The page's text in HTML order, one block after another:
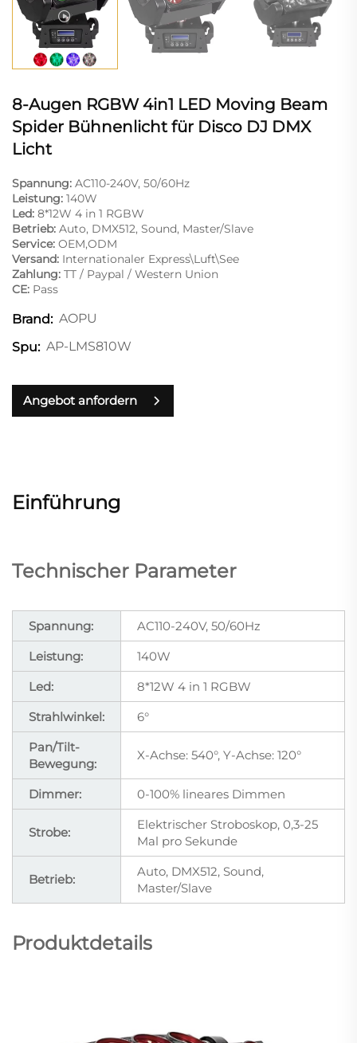
8-Augen RGBW 4in1 LED Moving Beam
Spider Bühnenlicht für Disco DJ DMX
Licht
Spannung: AC110-240V, 50/60Hz
Leistung: 140W
Led: 8*12W 4 in 1 RGBW
Betrieb: Auto, DMX512, Sound, Master/Slave
Service: OEM,ODM
Versand: Internationaler Express\Luft\See
Zahlung: TT / Paypal / Western Union
CE: Pass
Brand: AOPU
Spu: AP-LMS810W
Angebot anfordern
Einführung
Technischer Parameter
Spannung:
AC110-240V, 50/60Hz
Leistung:
140W
Led:
8*12W 4 in 1 RGBW
Strahlwinkel:
6°
Pan/Tilt-
Bewegung:
X-Achse: 540°, Y-Achse: 120°
Dimmer: 0-100% lineares Dimmen
Strobe:
Elektrischer Stroboskop, 0,3-25
Mal pro Sekunde
Betrieb:
Auto, DMX512, Sound,
Master/Slave
Produktdetails